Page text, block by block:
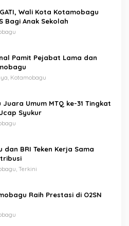
Wali Kota Kotamobagu
Bagi Anak Sekolah
Pamit Pejabat Lama dan
Kotamobagu
Umum MTQ ke-31 Tingkat
Syukur
BRI Teken Kerja Sama
Terkini
Raih Prestasi di O2SN